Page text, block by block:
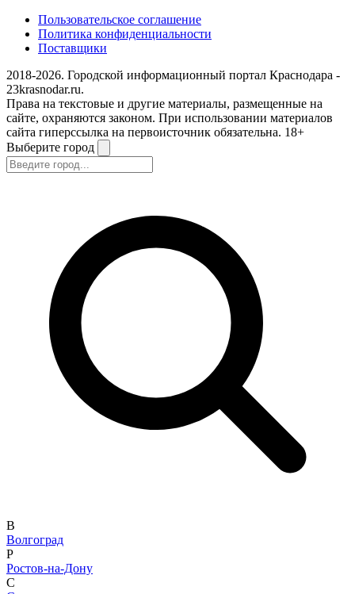
Пользовательское соглашение
Политика конфиденциальности
Поставщики
2018-2026. Городской информационный портал Краснодара -
23krasnodar.ru.
Права на текстовые и другие материалы, размещенные на
сайте, охраняются законом. При использовании материалов
сайта гиперссылка на первоисточник обязательна. 18+
Выберите город
В
Волгоград
Р
Ростов-на-Дону
С